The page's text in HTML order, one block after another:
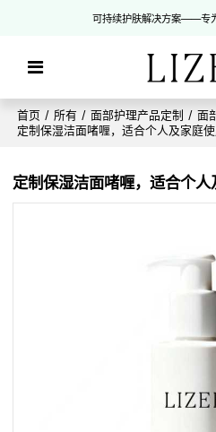
可持续护肤解决方案——专
首页 / 所有 / 面部护理产品定制 / 面
定制保湿洁面啫喱，适合个人及家庭使
定制保湿洁面啫喱，适合个人